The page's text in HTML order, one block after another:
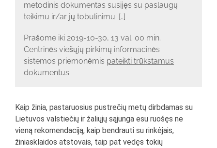
metodinis dokumentas susijęs su paslaugų
teikimu ir/ar jų tobulinimu. [..]
Prašome iki 2019-10-30, 13 val. 00 min.
Centrinės viešųjų pirkimų informacinės
sistemos priemonėmis pateikti trūkstamus
dokumentus.
Kaip žinia, pastaruosius pustrečių metų dirbdamas su
Lietuvos valstiečių ir žaliųjų sąjunga esu ruošęs ne
vieną rekomendaciją, kaip bendrauti su rinkėjais,
žiniasklaidos atstovais, taip pat vedęs tokių